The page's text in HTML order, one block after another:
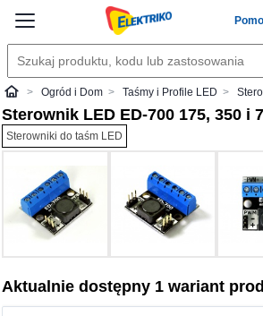
ElektrikoOgród i Dom Taśmy i Profile LED
Sterownik LED ED-700 175, 350 i
Sterowniki do taśm LED
Aktualnie dostępny 1 wariant